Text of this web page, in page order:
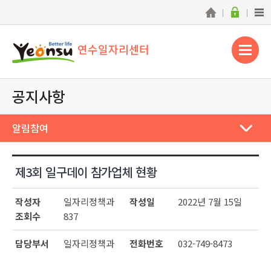
연수일자리센터
공지사항
알림참여
제3회 일구데이 참가업체 현황
작성자 일자리정책과 작성일
2022년 7월 15일
조회수
837
담당부서 일자리정책과 전화번호 032-749-8473